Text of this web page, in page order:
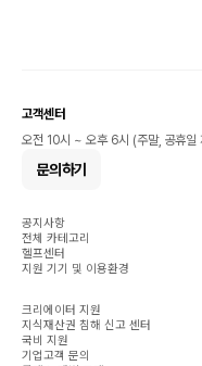
고객센터
오전 10시 ~ 오후 6시 (주말, 공휴일
문의하기
공지사항
전체 카테고리
헬프센터
지원 기기 및 이용환경
크리에이터 지원
지식재산권 침해 신고 센터
국비 지원
기업고객 문의